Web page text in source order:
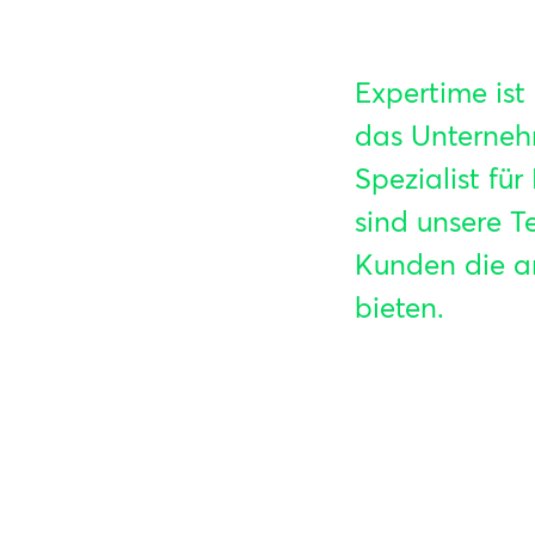
Expertime
das
Spezialist für
sind unsere
Kunden die
bieten.